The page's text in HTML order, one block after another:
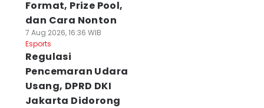
Format, Prize Pool,
dan Cara Nonton
7 Aug 2026, 16:36 WIB
Esports
Regulasi
Pencemaran Udara
Usang, DPRD DKI
Jakarta Didorong